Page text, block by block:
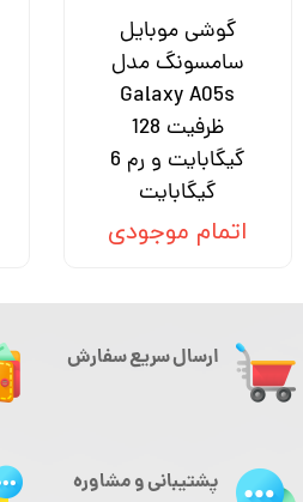
گوشی موبایل
سامسونگ مدل
Galaxy A05s
ظرفیت 128
گیگابایت و رم 6
گیگابایت
اتمام موجودی
ارسال سریع سفارش
پشتیبانی و مشاوره